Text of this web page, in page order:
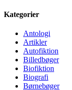
Kategorier
Antologi
Artikler
Autofiktion
Billedbøger
Biofiktion
Biografi
Børnebøger